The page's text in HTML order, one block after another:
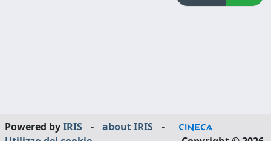
Powered byIRIS - about IRIS
-